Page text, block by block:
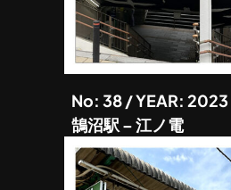
No: 38 / YEAR: 2023
鵠沼駅 – 江ノ電